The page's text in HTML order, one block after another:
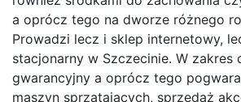
a oprócz tego na dworze różnego
Prowadzi lecz i sklep internetowy,
stacjonarny w Szczecinie. W zakres
gwarancyjny a oprócz tego
maszyn sprzątających, sprzedaż